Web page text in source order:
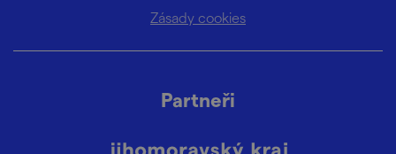
Zásady cookies
Partneři